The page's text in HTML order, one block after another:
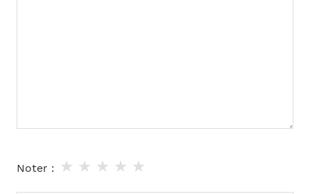
Noter : ★
★
★
★
★